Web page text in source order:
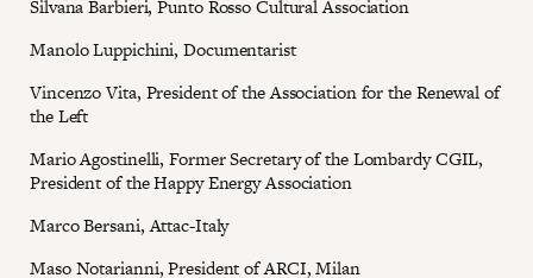
Silvana Barbieri, Punto Rosso Cultural Association
Manolo Luppichini, Documentarist
Vincenzo Vita, President of the Association for the Renewal of
the Left
Mario Agostinelli, Former Secretary of the Lombardy CGIL,
President of the Happy Energy Association
Marco Bersani, Attac-Italy
Maso Notarianni, President of ARCI, Milan